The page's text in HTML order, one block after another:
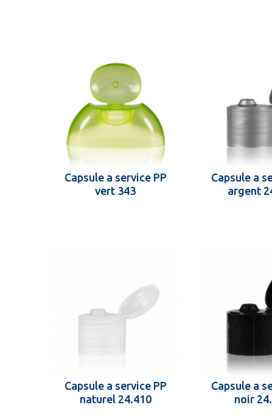
Capsule a service PP
vert 343
Capsule a
argent
Capsule a service PP
naturel 24.410
Capsule a
noir